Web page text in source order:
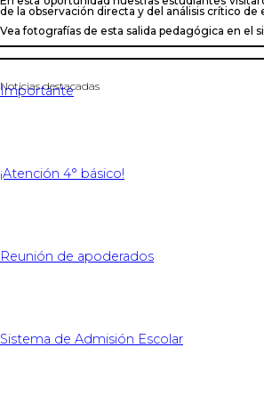
de la observación directa y del análisis crítico
Vea fotografías de esta salida pedagógica en el
Noticias destacadas
Importante
¡Atención 4° básico!
Reunión de apoderados
Sistema de Admisión Escolar